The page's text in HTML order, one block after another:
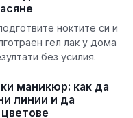
ноктите си и
гел лак у дома
без усилия.
маникюр: как да
линии и да